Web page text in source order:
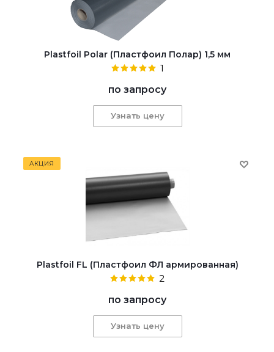
Plastfoil Polar (Пластфоил Полар) 1,5 мм
1
по запросу
Узнать цену
АКЦИЯ
Plastfoil FL (Пластфоил ФЛ армированная)
2
по запросу
Узнать цену